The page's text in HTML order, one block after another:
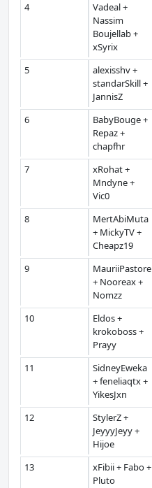
4
Vadeal +
Nassim
Boujellab +
xSyrix
5
alexisshv +
standarSkill +
JannisZ
6
BabyBouge +
Repaz +
chapfhr
7
xRohat +
Mndyne +
Vic0
8
MertAbiMuta
+ MickyTV +
Cheapz19
9
MauriiPastore
+ Nooreax +
Nomzz
10
Eldos +
krokoboss +
Prayy
11
SidneyEweka
+ feneliaqtx +
YikesJxn
12
StylerZ +
JeyyyJeyy +
Hijoe
13
xFibii + Fabo +
Pluto